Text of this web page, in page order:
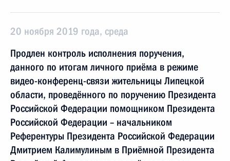
20 ноября 2019 года, среда
Продлен контроль исполнения поручения,
данного по итогам личного приёма в режиме
видео-конференц-связи жительницы Липецкой
области, проведённого по поручению Президента
Российской Федерации помощником Президента
Российской Федерации – начальником
Референтуры Президента Российской Федерации
Дмитрием Калимулиным в Приёмной Президента